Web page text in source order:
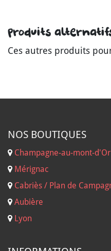
Produits
Ces autres produits
NOS BOUTIQUES
Champagne-au-mont-d'Or
Mérignac
Cabriès / Plan de
Aubière
Lyon